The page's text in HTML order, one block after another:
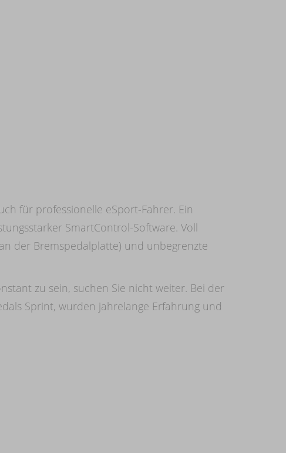
für professionelle eSport-Fahrer. Ein
SmartControl-Software. Voll
der Bremspedalplatte) und unbegrenzte
zu sein, suchen Sie nicht weiter. Bei der
Sprint, wurden jahrelange Erfahrung und